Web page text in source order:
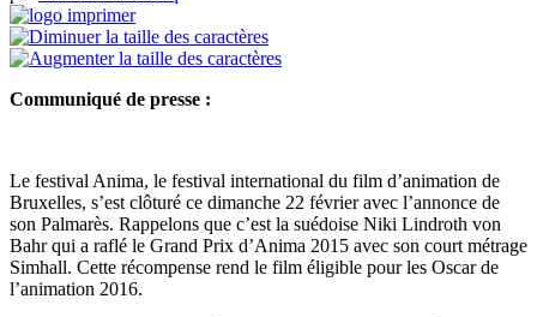
Communiqué de presse :
Le festival Anima, le festival international du film d’animation de
Bruxelles, s’est clôturé ce dimanche 22 février avec l’annonce de
son Palmarès. Rappelons que c’est la suédoise Niki Lindroth von
Bahr qui a raflé le Grand Prix d’Anima 2015 avec son court métrage
Simhall. Cette récompense rend le film éligible pour les Oscar de
l’animation 2016.